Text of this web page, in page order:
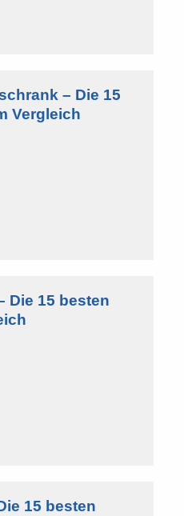
– Die 15
Vergleich
Die 15 besten
15 besten